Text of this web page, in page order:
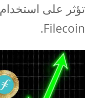
تؤثر على
Filecoin.